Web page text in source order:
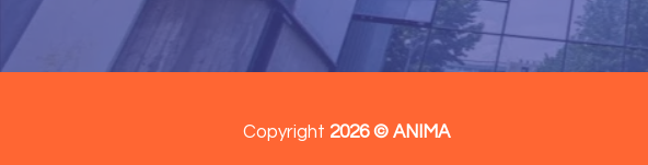
Copyright 2026 © ANIMA